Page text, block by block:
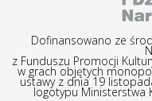
Dofinansowano ze
z Funduszu Promocji
w grach objętych
ustawy z dnia 19
logotypu Ministerstwa